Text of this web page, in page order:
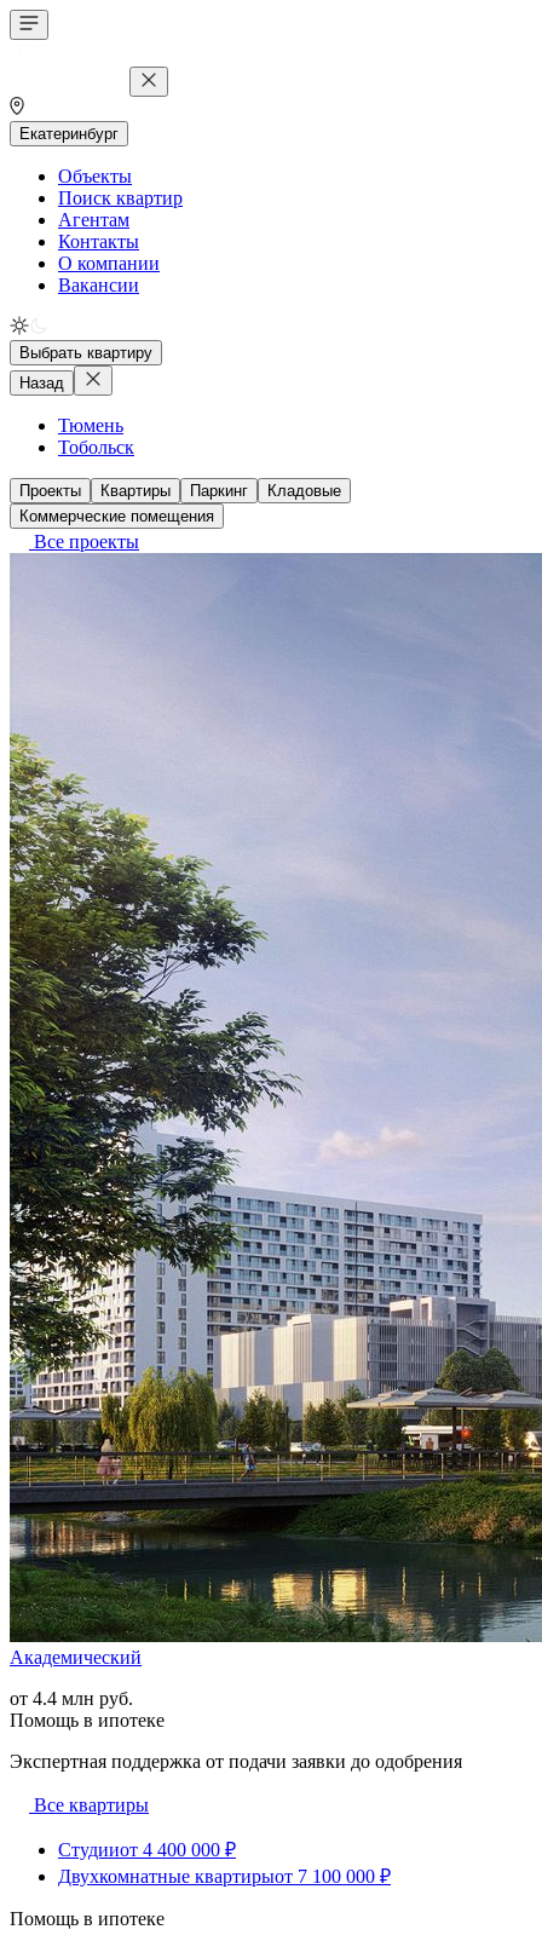
Екатеринбург
Объекты
Поиск квартир
Агентам
Контакты
О компании
Вакансии
Выбрать квартиру
Назад
Тюмень
Тобольск
Проекты Квартиры Паркинг
Кладовые
Коммерческие помещения
Все проекты
Академический
от 4.4 млн руб.
Помощь в ипотеке
Экспертная поддержка от подачи заявки до одобрения
Все квартиры
Студииот 4 400 000 ₽
Двухкомнатные квартирыот 7 100 000 ₽
Помощь в ипотеке